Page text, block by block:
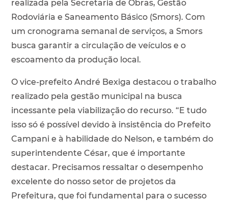
realizada pela Secretaria de Obras, Gestão
Rodoviária e Saneamento Básico (Smors). Com
um cronograma semanal de serviços, a Smors
busca garantir a circulação de veículos e o
escoamento da produção local.
O vice-prefeito André Bexiga destacou o trabalho
realizado pela gestão municipal na busca
incessante pela viabilização do recurso. “E tudo
isso só é possível devido à insistência do Prefeito
Campani e à habilidade do Nelson, e também do
superintendente César, que é importante
destacar. Precisamos ressaltar o desempenho
excelente do nosso setor de projetos da
Prefeitura, que foi fundamental para o sucesso